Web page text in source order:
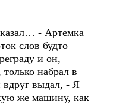
- Артемка
слов будто
и он,
набрал в
вдруг выдал, - Я
же машину, как